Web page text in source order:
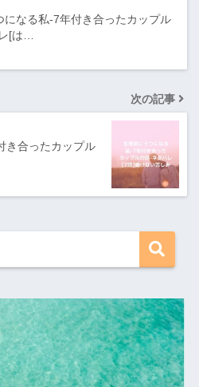
になる私-7年付き合ったカップル
[は…
次の記事
き合ったカップル